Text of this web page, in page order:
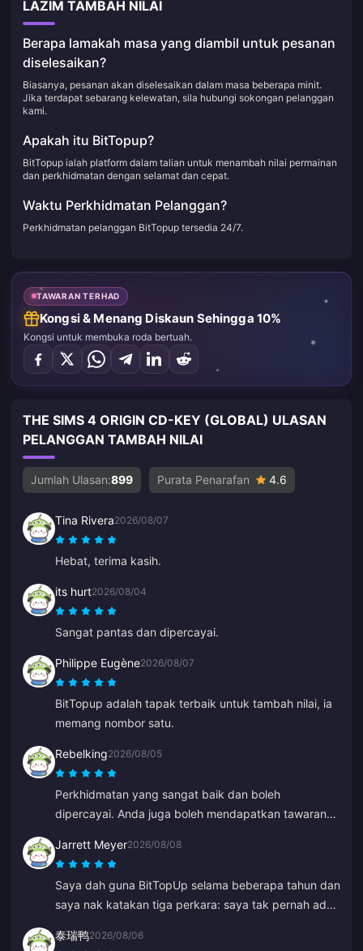
LAZIM TAMBAH NILAI
Berapa lamakah masa yang diambil untuk pesanan
diselesaikan?
Biasanya, pesanan akan diselesaikan dalam masa beberapa minit.
Jika terdapat sebarang kelewatan, sila hubungi sokongan pelanggan
kami.
Apakah itu BitTopup?
BitTopup ialah platform dalam talian untuk menambah nilai permainan
dan perkhidmatan dengan selamat dan cepat.
Waktu Perkhidmatan Pelanggan?
Perkhidmatan pelanggan BitTopup tersedia 24/7.
TAWARAN TERHAD
Kongsi & Menang Diskaun Sehingga 10%
Kongsi untuk membuka roda bertuah.
THE SIMS 4 ORIGIN CD-KEY (GLOBAL) ULASAN
PELANGGAN TAMBAH NILAI
Jumlah Ulasan:899 Purata Penarafan 4.6
Tina Rivera2026/08/07
Hebat, terima kasih.
its hurt2026/08/04
Sangat pantas dan dipercayai.
Philippe Eugène2026/08/07
BitTopup adalah tapak terbaik untuk tambah nilai, ia
memang nombor satu.
Rebelking2026/08/05
Perkhidmatan yang sangat baik dan boleh
dipercayai. Anda juga boleh mendapatkan tawaran
Jarrett Meyer2026/08/08
Saya dah guna BitTopUp selama beberapa tahun dan
saya nak katakan tiga perkara: saya tak pernah ada
mengatasi semua yang lain yang pernah saya cuba;
泰瑞鸭2026/08/06